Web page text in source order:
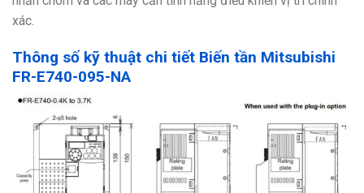
xác.
Thông số kỹ thuật chi tiết Biến tần Mitsubishi
FR-E740-095-NA